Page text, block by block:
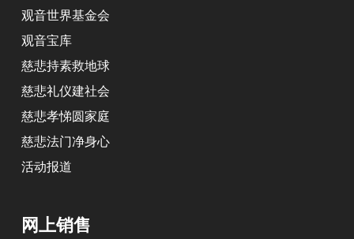
观音世界基金会
观音宝库
慈悲持素救地球
慈悲礼仪建社会
慈悲孝悌圆家庭
慈悲法门净身心
活动报道
网上销售